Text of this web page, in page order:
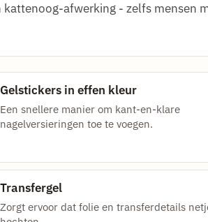
afwerking - zelfs mensen
Gelstickers in effen kleur
Een snellere manier om kant-en-klare
nagelversieringen toe te voegen.
Transfergel
Zorgt ervoor dat folie en transferdetails